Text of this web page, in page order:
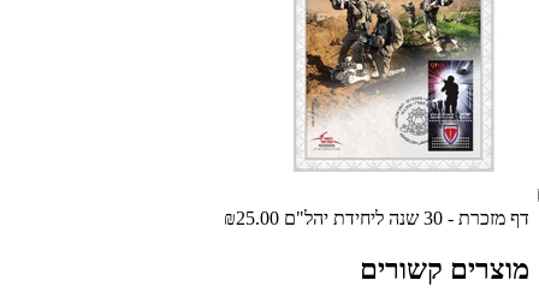
דף מזכרת - 30 שנה ליחידת יהל"ם ₪25.00
מוצרים קשורים